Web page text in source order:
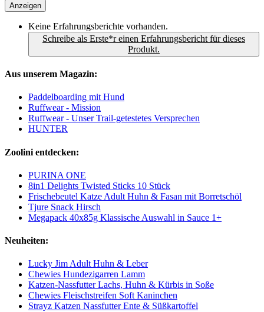
Anzeigen
Keine Erfahrungsberichte vorhanden.
Schreibe als Erste*r einen Erfahrungsbericht für dieses
Produkt.
Aus unserem Magazin:
Paddelboarding mit Hund
Ruffwear - Mission
Ruffwear - Unser Trail-getestetes Versprechen
HUNTER
Zoolini entdecken:
PURINA ONE
8in1 Delights Twisted Sticks 10 Stück
Frischebeutel Katze Adult Huhn & Fasan mit Borretschöl
Tjure Snack Hirsch
Megapack 40x85g Klassische Auswahl in Sauce 1+
Neuheiten:
Lucky Jim Adult Huhn & Leber
Chewies Hundezigarren Lamm
Katzen-Nassfutter Lachs, Huhn & Kürbis in Soße
Chewies Fleischstreifen Soft Kaninchen
Strayz Katzen Nassfutter Ente & Süßkartoffel